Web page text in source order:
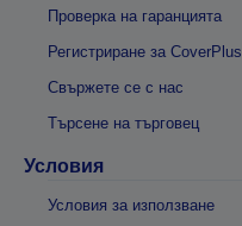
Проверка на гаранцията
Регистриране за CoverPlus
Свържете се с нас
Търсене на търговец
Условия
Условия за използване